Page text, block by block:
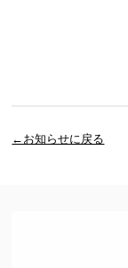
←お知らせに戻る